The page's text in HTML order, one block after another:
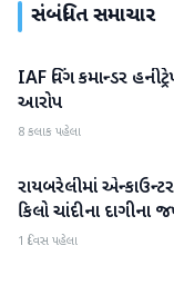
સંબંધિત સમાચાર
રાષ્ટ્રીય
IAF વિંગ કમાન્ડર
આરોપ
8 કલાક પહેલા
રાષ્ટ્રીય
રાયબરેલીમાં
કિલો ચાંદીના દાગીના
1 દિવસ પહેલા